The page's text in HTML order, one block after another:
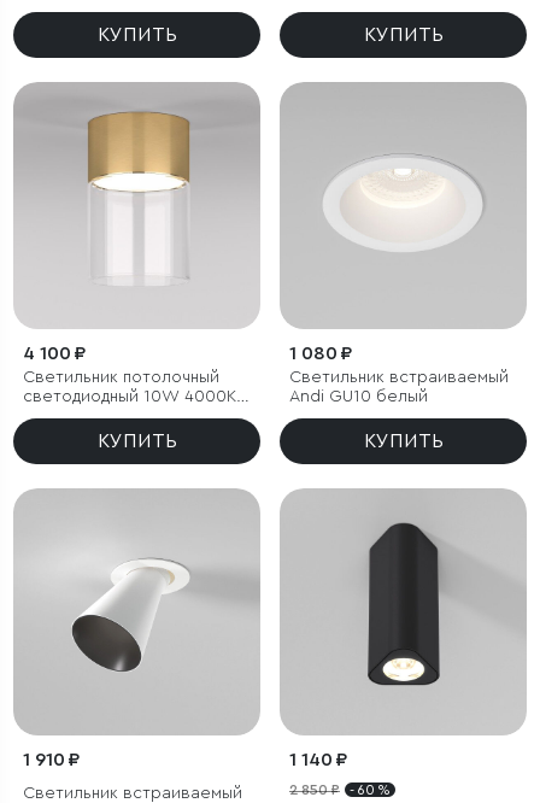
4000K черный
КУПИТЬ
белый/хром
КУПИТЬ
4 100 ₽
Светильник потолочный
светодиодный 10W 4000К
латунь/прозрачный
КУПИТЬ
1 080 ₽
Светильник встраиваемый
Andi GU10 белый
КУПИТЬ
1 910 ₽
Светильник встраиваемый
1 140 ₽
2 850 ₽ - 60 %